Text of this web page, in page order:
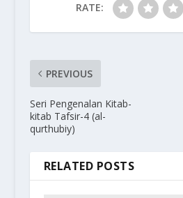
RATE:
PREVIOUS
Seri Pengenalan Kitab-
kitab Tafsir-4 (al-
qurthubiy)
RELATED POSTS